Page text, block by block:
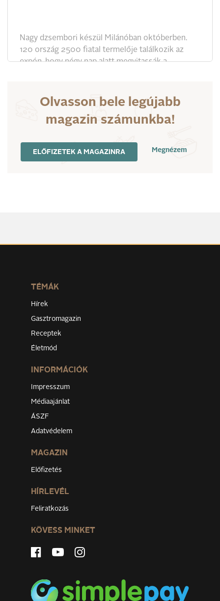
Nagy dzsembori készül Milánóban októberben.
120 ország 2500 fiatal termelője találkozik az
expón, hogy négy nap alatt megvitassák a
Olvasson bele legújabb
magazin számunkba!
ELŐFIZETEK A MAGAZINRA Megnézem
TÉMÁK
Hírek
Gasztromagazin
Receptek
Életmód
INFORMÁCIÓK
Impresszum
Médiaajánlat
ÁSZF
Adatvédelem
MAGAZIN
Előfizetés
HÍRLEVÉL
Feliratkozás
KÖVESS MINKET